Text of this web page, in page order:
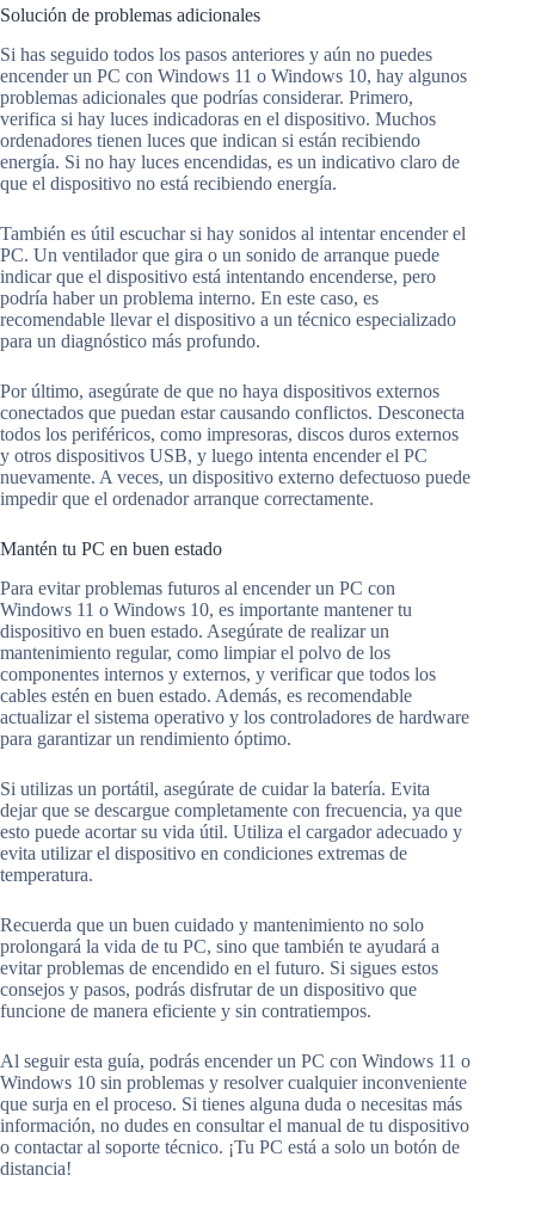
Solución de problemas adicionales
Si has seguido todos los pasos anteriores y aún no puedes
encender un PC con Windows 11 o Windows 10, hay algunos
problemas adicionales que podrías considerar. Primero,
verifica si hay luces indicadoras en el dispositivo. Muchos
ordenadores tienen luces que indican si están recibiendo
energía. Si no hay luces encendidas, es un indicativo claro de
que el dispositivo no está recibiendo energía.
También es útil escuchar si hay sonidos al intentar encender el
PC. Un ventilador que gira o un sonido de arranque puede
indicar que el dispositivo está intentando encenderse, pero
podría haber un problema interno. En este caso, es
recomendable llevar el dispositivo a un técnico especializado
para un diagnóstico más profundo.
Por último, asegúrate de que no haya dispositivos externos
conectados que puedan estar causando conflictos. Desconecta
todos los periféricos, como impresoras, discos duros externos
y otros dispositivos USB, y luego intenta encender el PC
nuevamente. A veces, un dispositivo externo defectuoso puede
impedir que el ordenador arranque correctamente.
Mantén tu PC en buen estado
Para evitar problemas futuros al encender un PC con
Windows 11 o Windows 10, es importante mantener tu
dispositivo en buen estado. Asegúrate de realizar un
mantenimiento regular, como limpiar el polvo de los
componentes internos y externos, y verificar que todos los
cables estén en buen estado. Además, es recomendable
actualizar el sistema operativo y los controladores de hardware
para garantizar un rendimiento óptimo.
Si utilizas un portátil, asegúrate de cuidar la batería. Evita
dejar que se descargue completamente con frecuencia, ya que
esto puede acortar su vida útil. Utiliza el cargador adecuado y
evita utilizar el dispositivo en condiciones extremas de
temperatura.
Recuerda que un buen cuidado y mantenimiento no solo
prolongará la vida de tu PC, sino que también te ayudará a
evitar problemas de encendido en el futuro. Si sigues estos
consejos y pasos, podrás disfrutar de un dispositivo que
funcione de manera eficiente y sin contratiempos.
Al seguir esta guía, podrás encender un PC con Windows 11 o
Windows 10 sin problemas y resolver cualquier inconveniente
que surja en el proceso. Si tienes alguna duda o necesitas más
información, no dudes en consultar el manual de tu dispositivo
o contactar al soporte técnico. ¡Tu PC está a solo un botón de
distancia!